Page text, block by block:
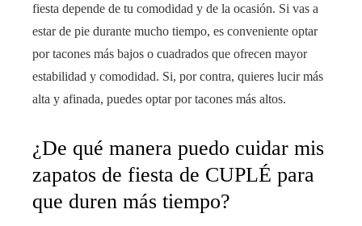
fiesta depende de tu comodidad y de la ocasión. Si vas a
estar de pie durante mucho tiempo, es conveniente optar
por tacones más bajos o cuadrados que ofrecen mayor
estabilidad y comodidad. Si, por contra, quieres lucir más
alta y afinada, puedes optar por tacones más altos.
¿De qué manera puedo cuidar mis
zapatos de fiesta de CUPLÉ para
que duren más tiempo?